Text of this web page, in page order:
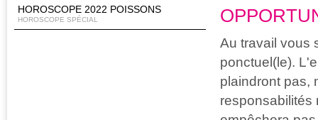
HOROSCOPE 2022 POISSONS
HOROSCOPE SPÉCIAL
Au travail vous
ponctuel(le).
plaindront pas,
responsabilités